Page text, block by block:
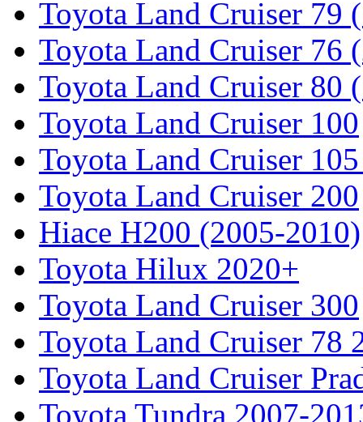
Toyota Land Cruiser 79
Toyota Land Cruiser 76
Toyota Land Cruiser 80
Toyota Land Cruiser 100
Toyota Land Cruiser
Toyota Land Cruiser 200
Hiace H200 (2005-2010)
Toyota Hilux 2020+
Toyota Land Cruiser 300
Toyota Land Cruiser 78
Toyota Land Cruiser
Toyota Tundra 2007-